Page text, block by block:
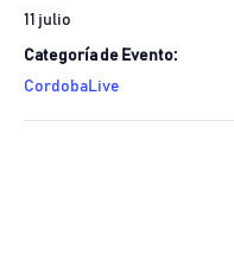
11 julio
Categoría de Evento:
CordobaLive